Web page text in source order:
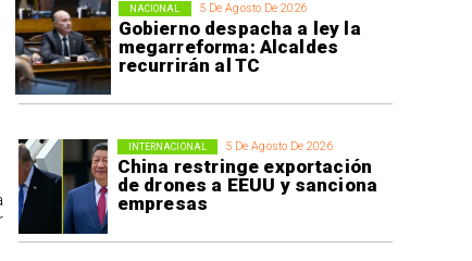
5 De Agosto De 2026
Gobierno despacha a ley la
megarreforma: Alcaldes
recurrirán al TC
NACIONAL
5 De Agosto De 2026
China restringe exportación
de drones a EEUU y sanciona
empresas
INTERNACIONAL